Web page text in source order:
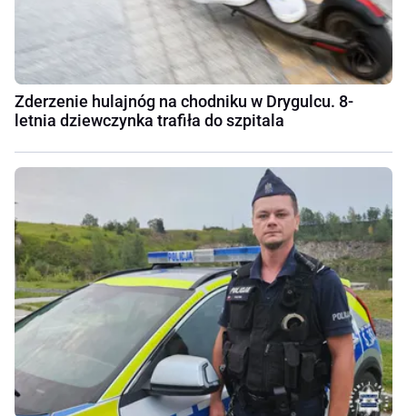
Zderzenie hulajnóg na chodniku w Drygulcu. 8-
letnia dziewczynka trafiła do szpitala